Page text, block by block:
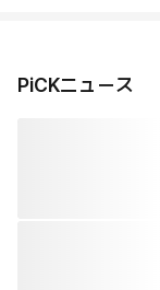
PiCKニュース